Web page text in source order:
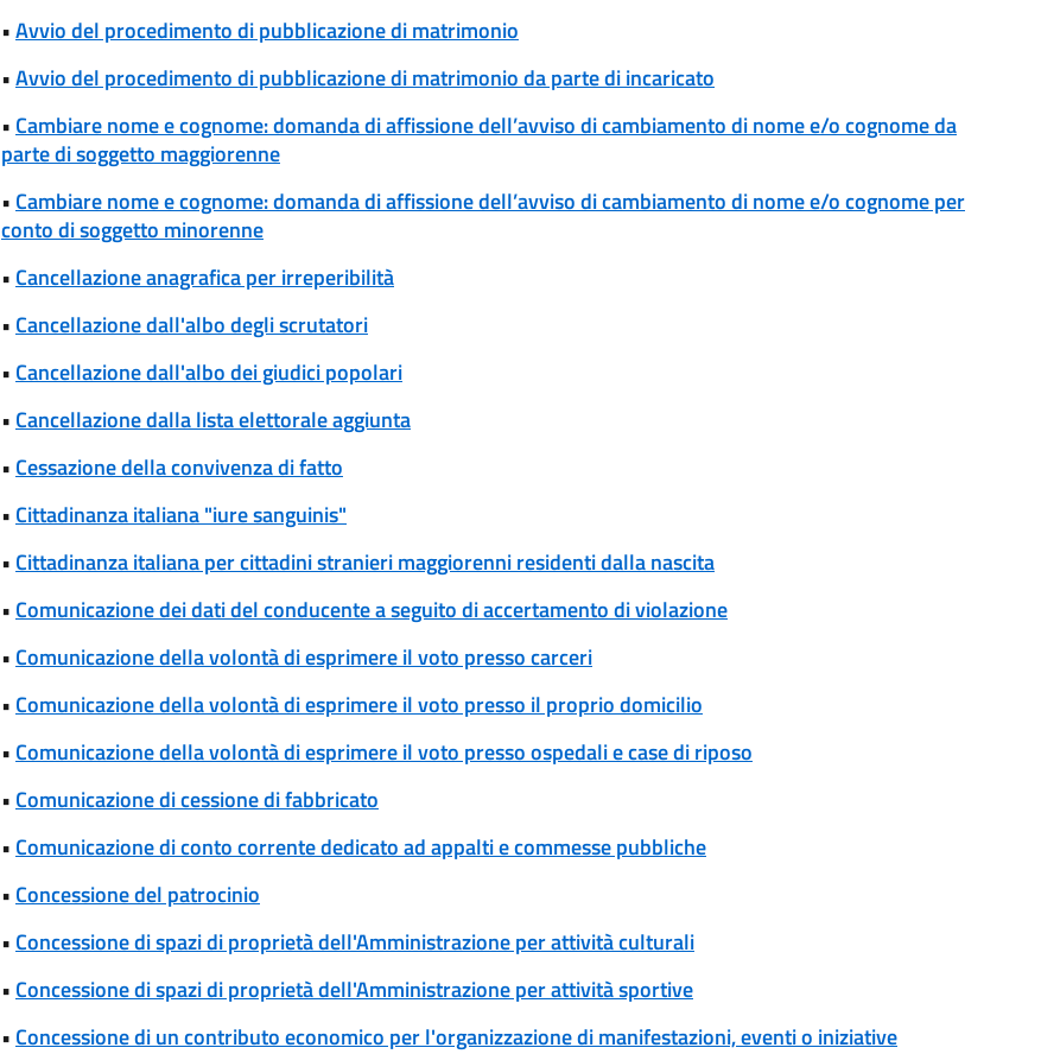
•Avvio del procedimento di pubblicazione di matrimonio
•Avvio del procedimento di pubblicazione di matrimonio da parte di incaricato
• Cambiare nome e cognome: domanda di affissione dell’avviso di cambiamento di nome e/o cognome da
parte di soggetto maggiorenne
• Cambiare nome e cognome: domanda di affissione dell’avviso di cambiamento di nome e/o cognome per
conto di soggetto minorenne
• Cancellazione anagrafica per irreperibilità
• Cancellazione dall'albo degli scrutatori
• Cancellazione dall'albo dei giudici popolari
• Cancellazione dalla lista elettorale aggiunta
• Cessazione della convivenza di fatto
• Cittadinanza italiana "iure sanguinis"
• Cittadinanza italiana per cittadini stranieri maggiorenni residenti dalla nascita
• Comunicazione dei dati del conducente a seguito di accertamento di violazione
• Comunicazione della volontà di esprimere il voto presso carceri
• Comunicazione della volontà di esprimere il voto presso il proprio domicilio
• Comunicazione della volontà di esprimere il voto presso ospedali e case di riposo
• Comunicazione di cessione di fabbricato
• Comunicazione di conto corrente dedicato ad appalti e commesse pubbliche
• Concessione del patrocinio
• Concessione di spazi di proprietà dell'Amministrazione per attività culturali
• Concessione di spazi di proprietà dell'Amministrazione per attività sportive
• Concessione di un contributo economico per l'organizzazione di manifestazioni, eventi o iniziative